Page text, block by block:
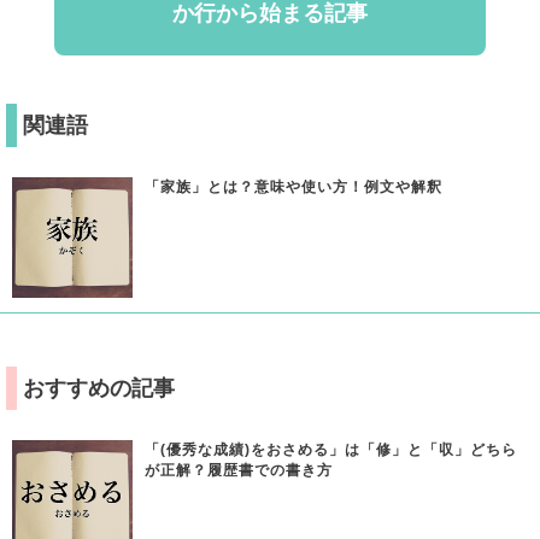
か行から始まる記事
関連語
「家族」とは？意味や使い方！例文や解釈
おすすめの記事
「(優秀な成績)をおさめる」は「修」と「収」どちら
が正解？履歴書での書き方